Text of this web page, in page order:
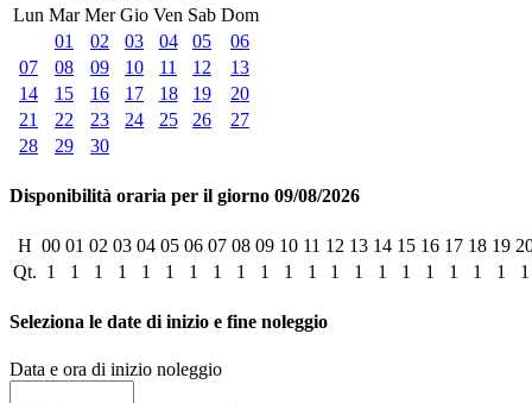
Lun Mar Mer Gio Ven Sab Dom
01
02 03 04 05
06
07
08 09 10 11 12
13
14
15 16 17 18 19
20
21
22 23 24 25 26
27
28
29 30
Disponibilità oraria per il giorno 09/08/2026
H 00 01 02 03 04 05 06 07 08 09 10 11 12 13 14 15 16 17 18 19
Qt. 1 1 1 1 1 1 1 1 1 1 1 1 1 1 1 1 1 1 1 1 1
Seleziona le date di inizio e fine noleggio
Data e ora di inizio noleggio